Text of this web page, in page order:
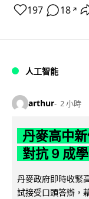
197 18 ↗
人工智能
arthur 2 小時
丹麥高中
對抗 9 成
丹麥政府即時收緊
試接受口頭答辯，